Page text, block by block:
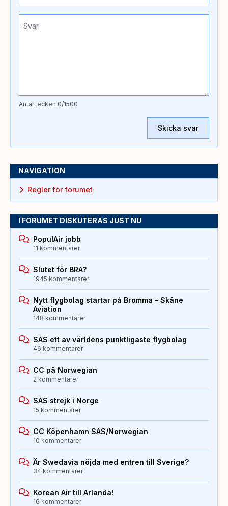
Antal tecken 0/1500
Skicka svar
NAVIGATION
Regler för forumet
I FORUMET DISKUTERAS JUST NU
PopulAir jobb
11 kommentarer
Slutet för BRA?
1945 kommentarer
Nytt flygbolag startar på Bromma – Skåne
Aviation
148 kommentarer
SAS ett av världens punktligaste flygbolag
46 kommentarer
CC på Norwegian
2 kommentarer
SAS strejk i Norge
15 kommentarer
CC Köpenhamn SAS/Norwegian
10 kommentarer
Är Swedavia nöjda med entren till Sverige?
34 kommentarer
Korean Air till Arlanda!
16 kommentarer